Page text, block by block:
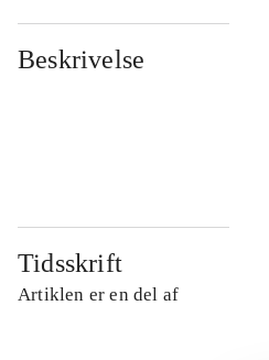
Beskrivelse
Tidsskrift
Artiklen er en del af